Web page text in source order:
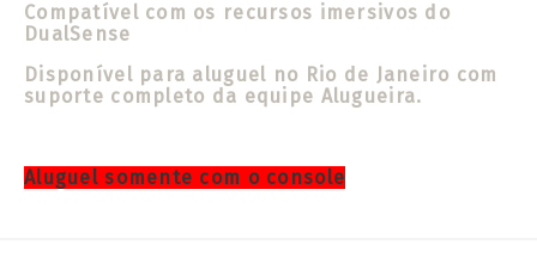
Compatível com os recursos imersivos do
DualSense
Disponível para aluguel no Rio de Janeiro com
suporte completo da equipe Alugueira.
Aluguel somente com o console